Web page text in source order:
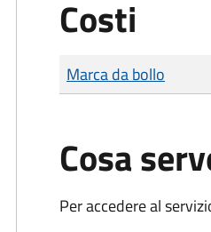
Costi
Tipo di pagamento
Importo
Marca da bollo
Cosa
Per accedere al